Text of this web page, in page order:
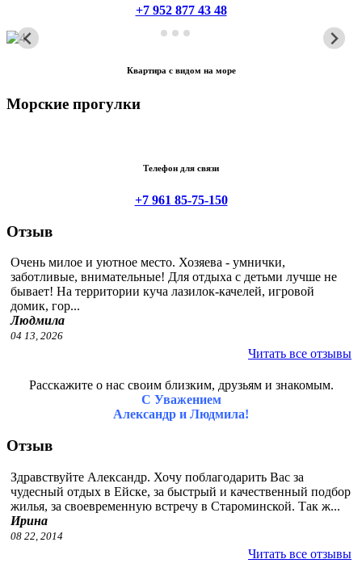
+7 952 877 43 48
Квартира с видом на море
Морские прогулки
Телефон для связи
+7 961 85-75-150
Отзыв
Очень милое и уютное место. Хозяева - умнички,
заботливые, внимательные! Для отдыха с детьми лучше не
бывает! На территории куча лазилок-качелей, игровой
домик, гор...
Людмила
04 13, 2026
Читать все отзывы
Расскажите о нас своим близким, друзьям и знакомым.
С Уважением
Александр и Людмила!
Отзыв
Здравствуйте Александр. Хочу поблагодарить Вас за
чудесный отдых в Ейске, за быстрый и качественный подбор
жилья, за своевременную встречу в Староминской. Так ж...
Ирина
08 22, 2014
Читать все отзывы